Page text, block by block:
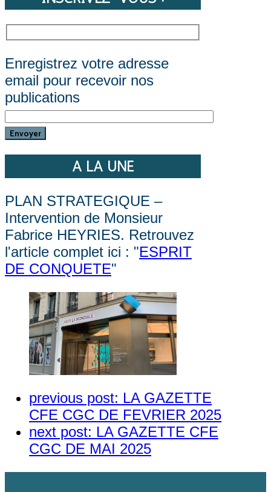
Enregistrez votre adresse
email pour recevoir nos
publications
A LA UNE
PLAN STRATEGIQUE –
Intervention de Monsieur
Fabrice HEYRIES. Retrouvez
l'article complet ici : "ESPRIT
DE CONQUETE"
previous post: LA GAZETTE
CFE CGC DE FEVRIER 2025
next post: LA GAZETTE CFE
CGC DE MAI 2025